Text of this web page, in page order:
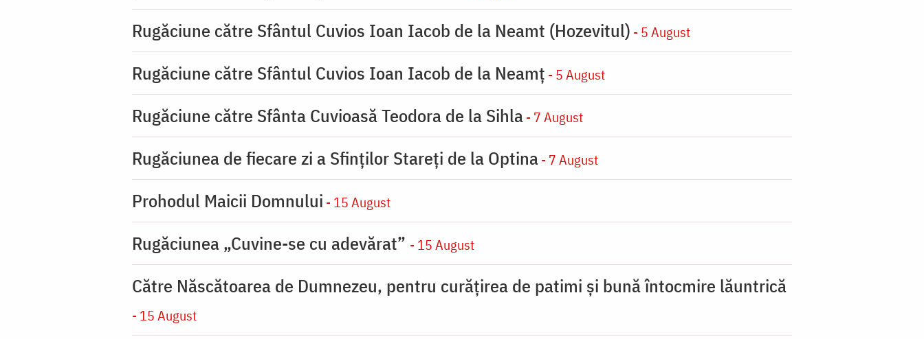
Rugăciune către Sfântul Cuvios Ioan Iacob de la Neamt (Hozevitul) - 5 August
Rugăciune către Sfântul Cuvios Ioan Iacob de la Neamț - 5 August
Rugăciune către Sfânta Cuvioasă Teodora de la Sihla- 7 August
Rugăciunea de fiecare zi a Sfinților Stareți de la Optina- 7 August
Prohodul Maicii Domnului - 15 August
Rugăciunea „Cuvine-se cu adevărat” - 15 August
Către Născătoarea de Dumnezeu, pentru curățirea de patimi și bună întocmire lăuntrică
- 15 August